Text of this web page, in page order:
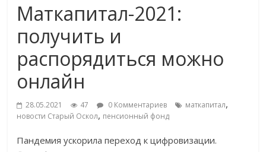
Маткапитал-2021:
получить и
распорядиться можно
онлайн
28.05.2021 47 0 Комментариев маткапитал,
новости Старый Оскол, пенсионный фонд
Пандемия ускорила переход к цифровизации.